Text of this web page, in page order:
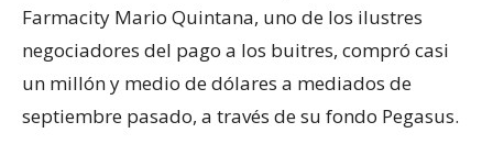
Farmacity Mario Quintana, uno de los ilustres
negociadores del pago a los buitres, compró casi
un millón y medio de dólares a mediados de
septiembre pasado, a través de su fondo Pegasus.